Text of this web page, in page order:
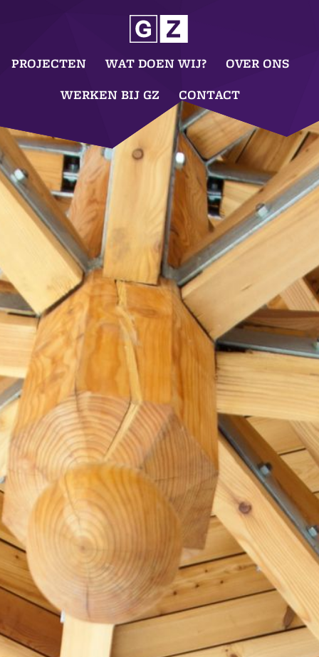
PROJECTEN WAT DOEN WIJ? OVER ONS
WERKEN BIJ GZ CONTACT